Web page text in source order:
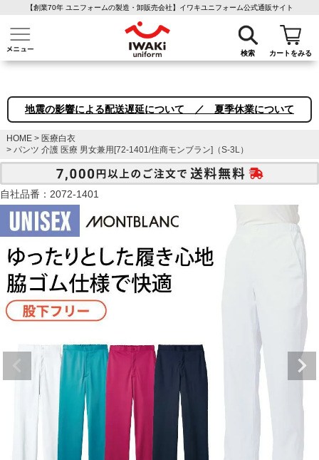
【創業70年 ユニフォームの製造・卸販売会社】イワキユニフォーム公式通販サイト
検索 カートをみる
介護ユニフォーム 作業着・作業服 ファン付き作業着 医療白衣
地震の影響による配送遅延について ／ 夏季休業について
HOME
医療白衣
パンツ 介護 医療 男女兼用[72-1401/住商モンブラン]（S-3L）
自社品番：2072-1401